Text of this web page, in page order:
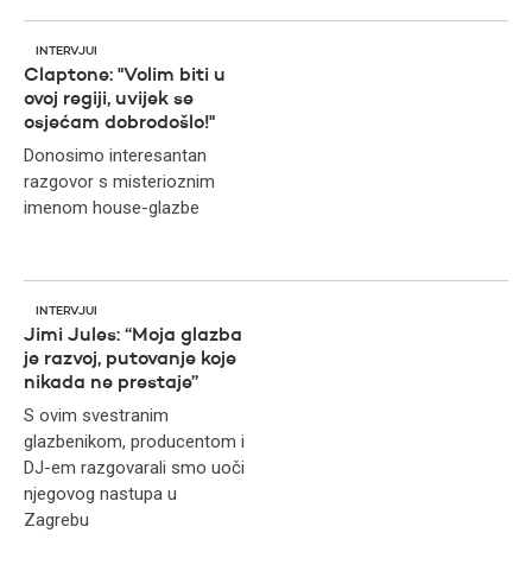
INTERVJUI
Claptone: "Volim biti u
ovoj regiji, uvijek se
osjećam dobrodošlo!"
Donosimo interesantan
razgovor s misterioznim
imenom house-glazbe
INTERVJUI
Jimi Jules: “Moja glazba
je razvoj, putovanje koje
nikada ne prestaje”
S ovim svestranim
glazbenikom, producentom i
DJ-em razgovarali smo uoči
njegovog nastupa u
Zagrebu